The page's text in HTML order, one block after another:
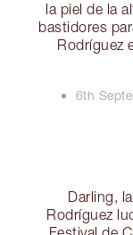
la piel de la
bastidores
Rodríguez
6th
Darling,
Rodríguez